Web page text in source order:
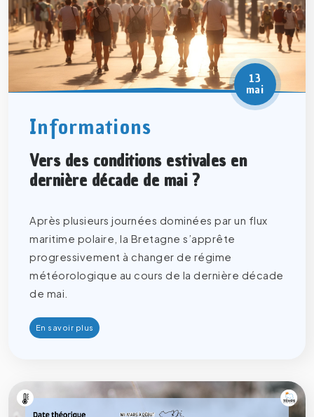
13
mai
Informations
Vers des conditions estivales en
dernière décade de mai ?
Après plusieurs journées dominées par un flux
maritime polaire, la Bretagne s’apprête
progressivement à changer de régime
météorologique au cours de la dernière décade
de mai.
En savoir plus